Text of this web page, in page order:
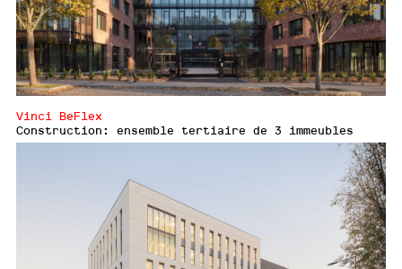
Vinci BeFlex
Construction: ensemble tertiaire de 3 immeubles